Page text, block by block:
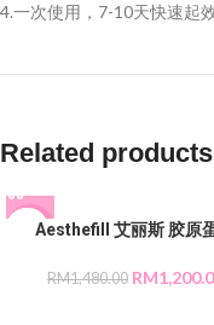
4.一次使用，7-10天快速起
Related products
-19%Aesthefill 艾丽斯 胶原
RM1,480.00 RM